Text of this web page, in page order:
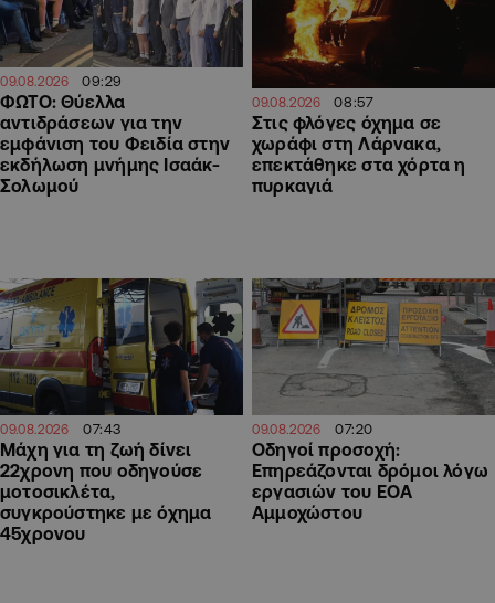
09.08.2026 09:29
ΦΩΤΟ: Θύελλα
αντιδράσεων για την
εμφάνιση του Φειδία στην
εκδήλωση μνήμης Ισαάκ-
Σολωμού
09.08.2026 08:57
Στις φλόγες όχημα σε
χωράφι στη Λάρνακα,
επεκτάθηκε στα χόρτα η
πυρκαγιά
09.08.2026 07:43
Μάχη για τη ζωή δίνει
22χρονη που οδηγούσε
μοτοσικλέτα,
συγκρούστηκε με όχημα
45χρονου
09.08.2026 07:20
Οδηγοί προσοχή:
Επηρεάζονται δρόμοι λόγω
εργασιών του ΕΟΑ
Αμμοχώστου